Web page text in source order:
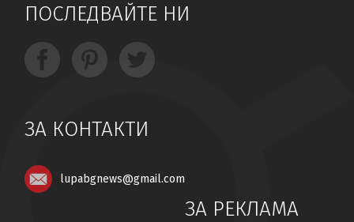
ПОСЛЕДВАЙТЕ НИ
ЗА КОНТАКТИ
lupabgnews@gmail.com
ЗА РЕКЛАМА